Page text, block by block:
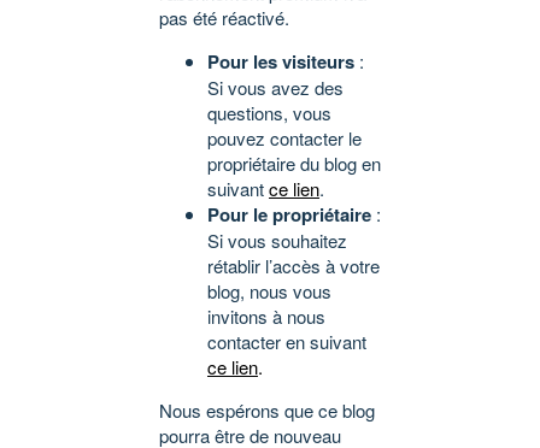
pas été réactivé.
Pour les visiteurs :
Si vous avez des
questions, vous
pouvez contacter le
propriétaire du blog en
suivantce lien.
Pour le propriétaire :
Si vous souhaitez
rétablir l’accès à votre
blog, nous vous
invitons à nous
contacter en suivant
ce lien.
Nous espérons que ce blog
pourra être de nouveau